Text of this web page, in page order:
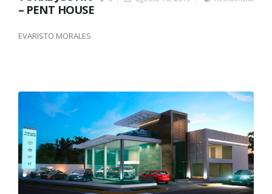
– PENT HOUSE
EVARISTO MORALES